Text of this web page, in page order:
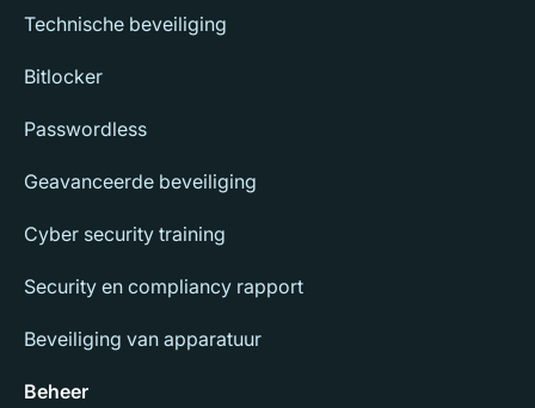
Technische beveiliging
Bitlocker
Passwordless
Geavanceerde beveiliging
Cyber security training
Security en compliancy rapport
Beveiliging van apparatuur
Beheer